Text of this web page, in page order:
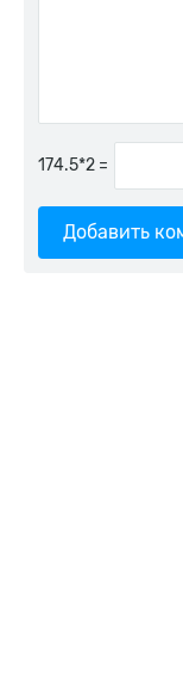
=
Добавить